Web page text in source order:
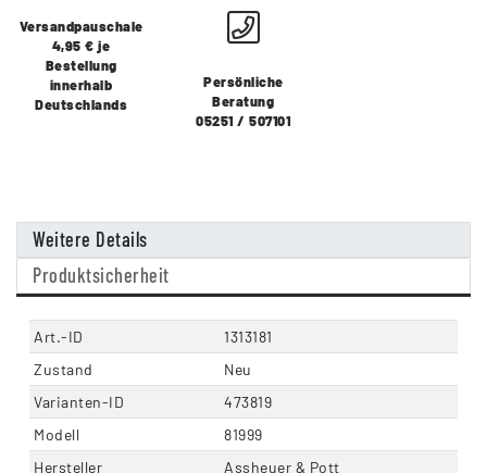
Versandpauschale
4,95 € je
Bestellung
innerhalb
Deutschlands
Persönliche
Beratung
05251 / 507101
Weitere Details
Produktsicherheit
Art.-ID
1313181
Zustand
Neu
Varianten-ID
473819
Modell
81999
Hersteller
Assheuer & Pott